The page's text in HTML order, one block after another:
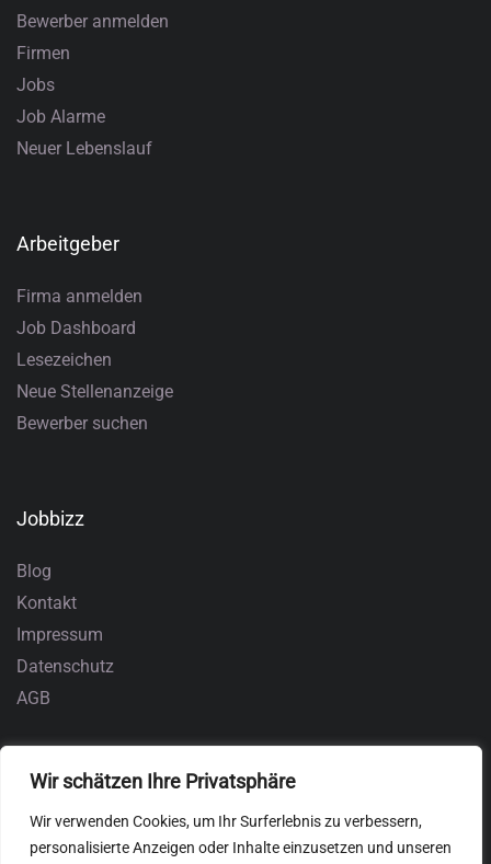
Wir schätzen Ihre Privatsphäre
Wir verwenden Cookies, um Ihr Surferlebnis zu verbessern,
personalisierte Anzeigen oder Inhalte einzusetzen und unseren
Bewerber anmelden
Firmen
Jobs
Job Alarme
Neuer Lebenslauf
Arbeitgeber
Firma anmelden
Job Dashboard
Lesezeichen
Neue Stellenanzeige
Bewerber suchen
Jobbizz
Blog
Kontakt
Impressum
Datenschutz
AGB